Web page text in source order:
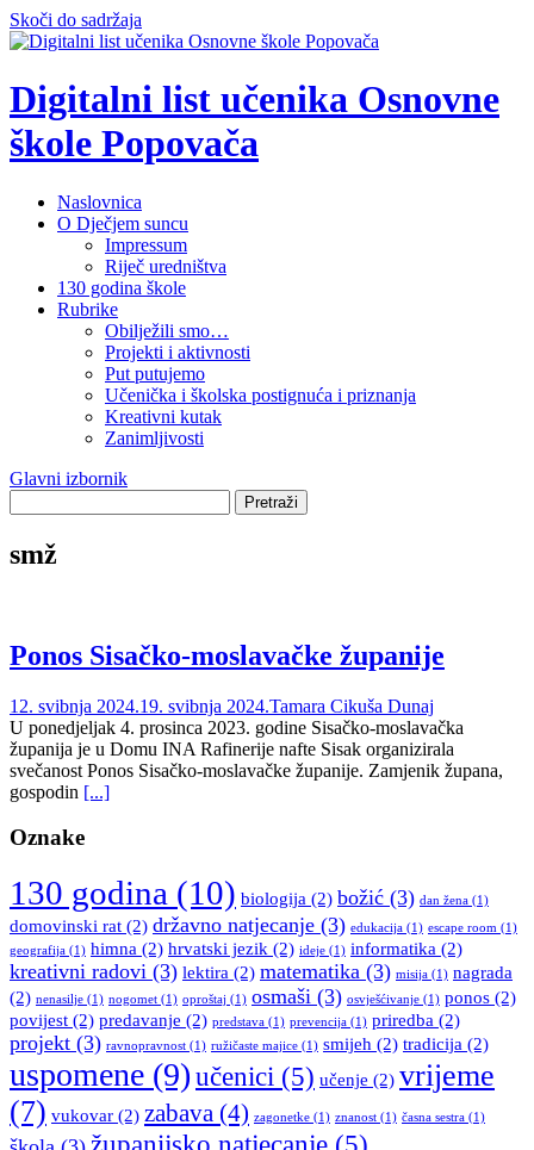
Skoči do sadržaja
Digitalni list učenika Osnovne
škole Popovača
Naslovnica
O Dječjem suncu
Impressum
Riječ uredništva
130 godina škole
Rubrike
Obilježili smo…
Projekti i aktivnosti
Put putujemo
Učenička i školska postignuća i priznanja
Kreativni kutak
Zanimljivosti
Glavni izbornik
smž
Ponos Sisačko-moslavačke županije
12. svibnja 2024.19. svibnja 2024.Tamara Cikuša Dunaj
U ponedjeljak 4. prosinca 2023. godine Sisačko-moslavačka
županija je u Domu INA Rafinerije nafte Sisak organizirala
svečanost Ponos Sisačko-moslavačke županije. Zamjenik župana,
gospodin [...]
Oznake
130 godina (10) biologija (2) božić (3) dan žena (1)
domovinski rat (2) državno natjecanje (3) edukacija (1) escape room (1)
geografija (1) himna (2) hrvatski jezik (2) ideje (1) informatika (2)
kreativni radovi (3) lektira (2) matematika (3) misija (1) nagrada
(2) nenasilje (1) nogomet (1) oproštaj (1) osmaši (3) osvješćivanje (1) ponos (2)
povijest (2) predavanje (2) predstava (1) prevencija (1) priredba (2)
projekt (3) ravnopravnost (1) ružičaste majice (1) smijeh (2) tradicija (2)
uspomene (9) učenici (5) učenje (2) vrijeme
(7) vukovar (2) zabava (4) zagonetke (1) znanost (1) časna sestra (1)